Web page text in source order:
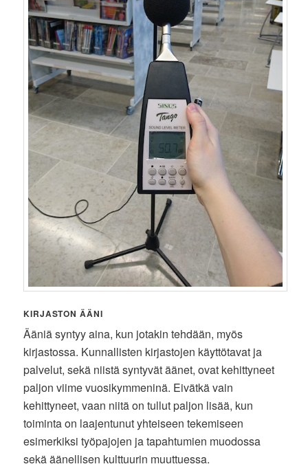
KIRJASTON ÄÄNI
Ääniä syntyy aina, kun jotakin tehdään, myös
kirjastossa. Kunnallisten kirjastojen käyttötavat ja
palvelut, sekä niistä syntyvät äänet, ovat kehittyneet
paljon viime vuosikymmeninä. Eivätkä vain
kehittyneet, vaan niitä on tullut paljon lisää, kun
toiminta on laajentunut yhteiseen tekemiseen
esimerkiksi työpajojen ja tapahtumien muodossa
sekä äänellisen kulttuurin muuttuessa.